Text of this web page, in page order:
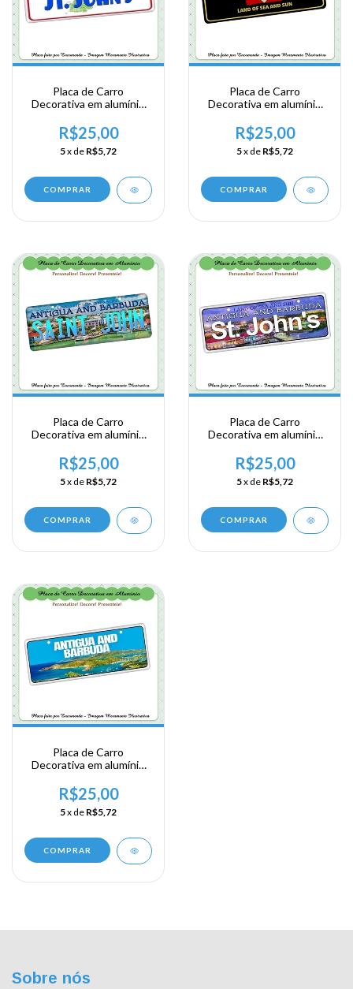
Placa de Carro
Decorativa em alumínio
Antigua and Barbuda - St.
Johns
R$25,00
5x de R$5,72
COMPRAR
Placa de Carro
Decorativa em alumínio
Antigua and Barbuda
R$25,00
5x de R$5,72
COMPRAR
Placa de Carro
Decorativa em alumínio
Antigua and Barbuda -
St.Johns
R$25,00
5x de R$5,72
COMPRAR
Placa de Carro
Decorativa em alumínio
Antigua and Barbuda -
St.Johns
R$25,00
5x de R$5,72
COMPRAR
Placa de Carro
Decorativa em alumínio
Antigua and Barbuda
R$25,00
5x de R$5,72
COMPRAR
Sobre nós